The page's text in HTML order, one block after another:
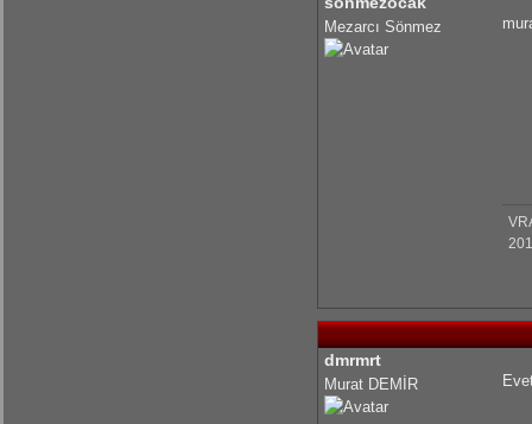
Mezarcı Sönmez
dmrmrt
Murat DEMİR